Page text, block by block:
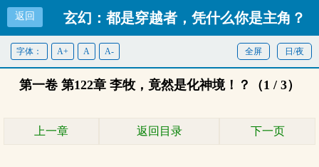
返回 玄幻：都是穿越者，凭什么你是主角？
首页
日/夜
全屏
字体： A+ A A-
第一卷 第122章 李牧，竟然是化神境！？（1 / 3）
上一章 返回目录 下一页